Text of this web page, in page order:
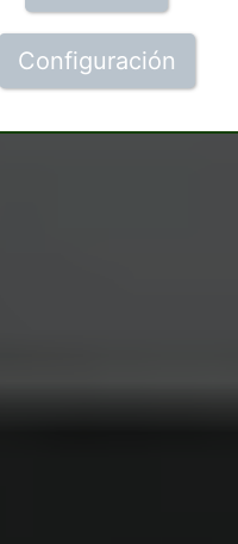
Configuración